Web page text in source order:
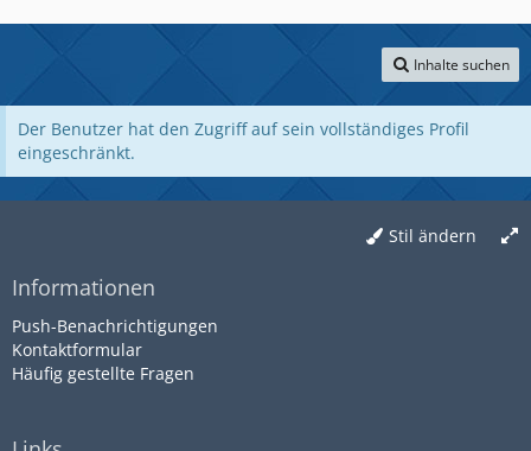
Inhalte suchen
Der Benutzer hat den Zugriff auf sein vollständiges Profil
eingeschränkt.
Stil ändern
Informationen
Push-Benachrichtigungen
Kontaktformular
Häufig gestellte Fragen